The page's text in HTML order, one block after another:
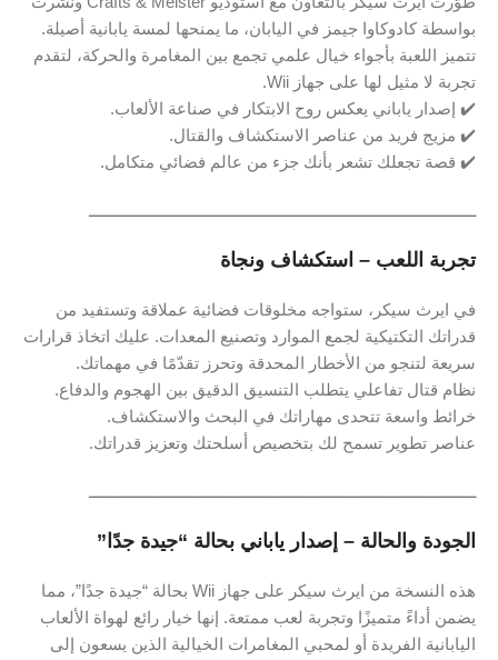
بواسطة كادوكاوا جيمز في اليابان، ما يمنحها لمسة يابانية أصيلة.
تتميز اللعبة بأجواء خيال علمي تجمع بين المغامرة والحركة، لتقدم
تجربة لا مثيل لها على جهاز Wii.
✔️ إصدار ياباني يعكس روح الابتكار في صناعة الألعاب.
✔️ مزيج فريد من عناصر الاستكشاف والقتال.
✔️ قصة تجعلك تشعر بأنك جزء من عالم فضائي متكامل.
ـــــــــــــــــــــــــــــــــــــــــــــــــــــــــــــــــــــــــــــــــــــــ
تجربة اللعب – استكشاف ونجاة
في ايرث سيكر، ستواجه مخلوقات فضائية عملاقة وتستفيد من
قدراتك التكتيكية لجمع الموارد وتصنيع المعدات. عليك اتخاذ قرارات
سريعة لتنجو من الأخطار المحدقة وتحرز تقدّمًا في مهماتك.
نظام قتال تفاعلي يتطلب التنسيق الدقيق بين الهجوم والدفاع.
خرائط واسعة تتحدى مهاراتك في البحث والاستكشاف.
عناصر تطوير تسمح لك بتخصيص أسلحتك وتعزيز قدراتك.
ـــــــــــــــــــــــــــــــــــــــــــــــــــــــــــــــــــــــــــــــــــــــ
الجودة والحالة – إصدار ياباني بحالة “جيدة جدًا”
هذه النسخة من ايرث سيكر على جهاز Wii بحالة “جيدة جدًا”، مما
يضمن أداءً متميزًا وتجربة لعب ممتعة. إنها خيار رائع لهواة الألعاب
اليابانية الفريدة أو لمحبي المغامرات الخيالية الذين يسعون إلى